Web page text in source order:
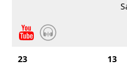
23 13